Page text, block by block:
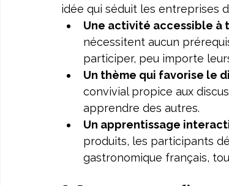
idée qui séduit les entreprises
Une activité accessible à
nécessitent aucun
participer, peu importe
Un thème qui favorise le
convivial propice aux
apprendre des autres.
Un apprentissage
produits, les participants
gastronomique français,